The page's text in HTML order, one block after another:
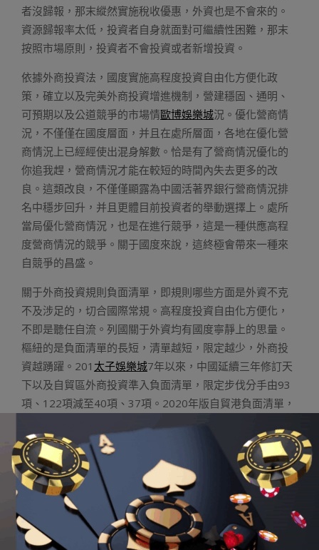
者沒歸報，那末縱然實施稅收優惠，外資也是不會來的。
資源歸報率太低，投資者自身就面對可繼續性困難，那末
按照市場原則，投資者不會投資或者新增投資。
依據外商投資法，國度實施高程度投資自由化方便化政
策，確立以及完美外商投資增進機制，營建穩固、通明、
可預期以及公道競爭的市場情歐博娛樂城況。優化營商情
況，不僅僅在國度層面，并且在處所層面，各地在優化營
商情況上已經經使出混身解數。恰是有了營商情況優化的
你追我趕，營商情況才能在較短的時間內失去更多的改
良。這類改良，不僅僅顯露為中國活著界銀行營商情況排
名中穩步回升，并且更體目前投資者的舉動選擇上。處所
當局優化營商情況，也是在進行競爭，這是一種供應高程
度營商情況的競爭。關于國度來說，這終極會帶來一種來
自競爭的昌盛。
關于外商投資規則負面清單，即規則哪些方面是外資不克
不及涉足的，切合國際常規。高程度投資自由化方便化，
不即是聽任自流。列國關于外資均有國度寧靜上的思量。
樞紐的是負面清單的長短，清單越短，限定越少，外商投
資越踴躍。201 太子娛樂城7年以來，中國延續三年修訂天
下以及自貿區外商投資準入負面清單，限定步伐分手由93
項、122項減至40項、37項。2020年版自貿港負面清單，
業港高程度對外凋謝的要求。
外商投資法拆除了一些市場存眷點較高的外商投資停滯成
績，觸及當局洽購、學問產權珍愛、外商投資企業同等介
入規范擬定等外容。
I88娛樂城軌制型對外凋謝系統正愈
州娛樂城
來愈完美，外商投資往復愈來愈自由方便。關于
外資來說，更易分享中國超大的海內市場，同享經濟昌